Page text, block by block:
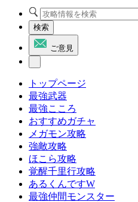
検索
ご意見
トップページ
最強武器
最強こころ
おすすめガチャ
メガモン攻略
強敵攻略
ほこら攻略
覚醒千里行攻略
あるくんですW
最強仲間モンスター